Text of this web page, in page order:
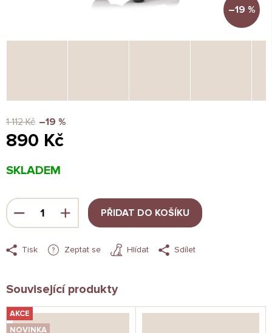
–19 %
1 112 Kč –19 %
890 Kč
cena:
SKLADEM
PŘIDAT DO KOŠÍKU
Tisk Zeptat se Hlídat Sdílet
Související produkty
AKCE
NOVINKA